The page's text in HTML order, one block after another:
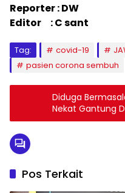
Reporter : DW
Editor : C sant
Tag: covid-19
pasien corona sembuh
Diduga
Nekat Gantung
Pos Terkait